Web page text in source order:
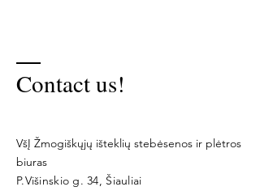
Contact us!
VšĮ Žmogiškųjų išteklių stebėsenos ir plėtros
biuras
P.Višinskio g. 34, Šiauliai